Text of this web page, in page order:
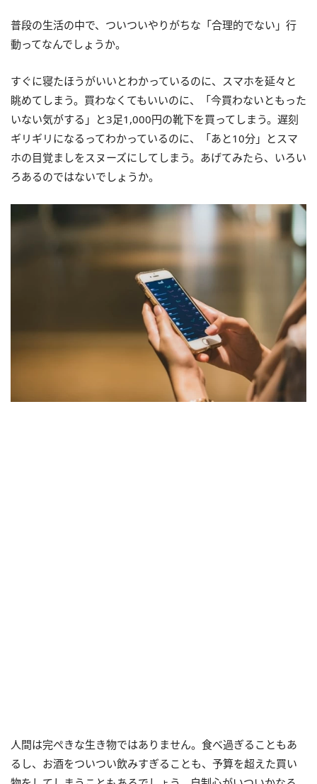
普段の生活の中で、ついついやりがちな「合理的でない」行
動ってなんでしょうか。
すぐに寝たほうがいいとわかっているのに、スマホを延々と
眺めてしまう。買わなくてもいいのに、「今買わないともった
いない気がする」と3足1,000円の靴下を買ってしまう。遅刻
ギリギリになるってわかっているのに、「あと10分」とスマ
ホの目覚ましをスヌーズにしてしまう。あげてみたら、いろい
ろあるのではないでしょうか。
人間は完ぺきな生き物ではありません。食べ過ぎることもあ
るし、お酒をついつい飲みすぎることも、予算を超えた買い